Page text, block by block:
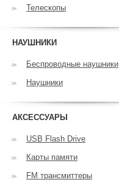
Телескопы
НАУШНИКИ
Беспроводные наушники
Наушники
АКСЕССУАРЫ
USB Flash Drive
Карты памяти
FM трансмиттеры